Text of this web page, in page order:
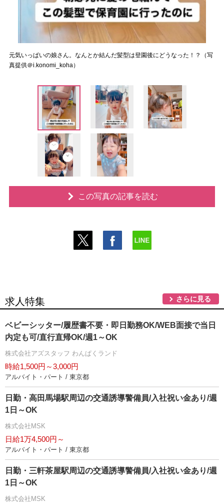
元気いっぱいの娘さん。なんとか結んだ髪型は登園後にどうなった！？（写
真提供＠i.konomi_koha）
この写真の記事を読む
求人特集 さらに見る
ベビーシッター/履歴書不要・即日勤務OK/WEB面接で当日
内定も可/直行直帰OK/週1～OK
株式会社アズスタッフ わんぱくランド
時給1,500円～3,000円
アルバイト・パート / 東京都
日勤・高田馬場駅周辺の交通誘導警備員/入社祝い金あり/週
1日～OK
株式会社MSK
日給1万4,500円～
アルバイト・パート / 東京都
日勤・三軒茶屋駅周辺の交通誘導警備員/入社祝い金あり/週
1日～OK
株式会社MSK